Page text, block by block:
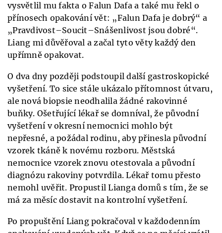
vysvětlil mu fakta o Falun Dafa a také mu řekl o
přínosech opakování vět: „Falun Dafa je dobrý“ a
„Pravdivost–Soucit–Snášenlivost jsou dobré“.
Liang mi důvěřoval a začal tyto věty každý den
upřímně opakovat.
O dva dny později podstoupil další gastroskopické
vyšetření. To sice stále ukázalo přítomnost útvaru,
ale nová biopsie neodhalila žádné rakovinné
buňky. Ošetřující lékař se domníval, že původní
vyšetření v okresní nemocnici mohlo být
nepřesné, a požádal rodinu, aby přinesla původní
vzorek tkáně k novému rozboru. Městská
nemocnice vzorek znovu otestovala a původní
diagnózu rakoviny potvrdila. Lékař tomu přesto
nemohl uvěřit. Propustil Lianga domů s tím, že se
má za měsíc dostavit na kontrolní vyšetření.
Po propuštění Liang pokračoval v každodenním